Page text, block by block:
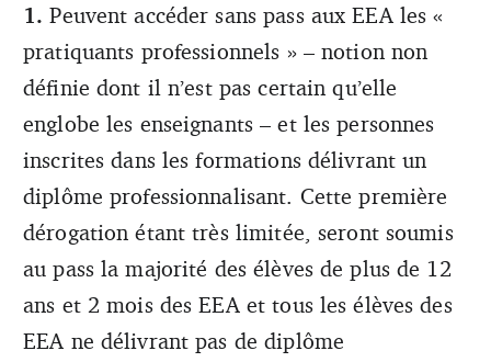
1. Peuvent accéder sans pass aux EEA les «
pratiquants professionnels » – notion non
définie dont il n’est pas certain qu’elle
englobe les enseignants – et les personnes
inscrites dans les formations délivrant un
diplôme professionnalisant. Cette première
dérogation étant très limitée, seront soumis
au pass la majorité des élèves de plus de 12
ans et 2 mois des EEA et tous les élèves des
EEA ne délivrant pas de diplôme